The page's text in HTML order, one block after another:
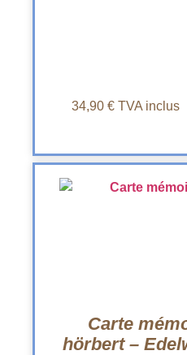
34,90 € TVA inclus
Carte
hörbert –